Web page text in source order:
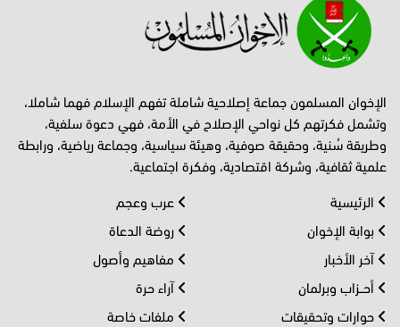
الإخوان المسلمون جماعة إصلاحية شاملة تفهم الإسلام فهما شاملا،
وتشمل فكرتهم كل نواحي الإصلاح في الأمة، فهي دعوة سلفية،
وطريقة سُنية، وحقيقة صوفية، وهيئة سياسية، وجماعة رياضية، ورابطة
علمية ثقافية، وشركة اقتصادية، وفكرة اجتماعية.
الرئيسية
بوابة الإخوان
آخر الأخبار
أحــزاب وبرلمان
حوارات وتحقيقات
عرب وعجم
روضة الدعاة
مفاهيم وأصول
آراء حرة
ملفات خاصة